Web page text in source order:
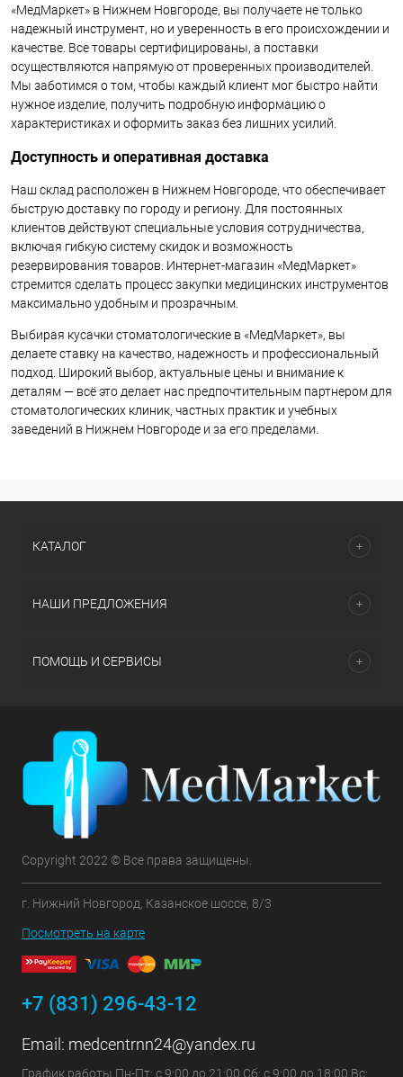
«МедМаркет» в Нижнем Новгороде, вы получаете не только
надежный инструмент, но и уверенность в его происхождении и
качестве. Все товары сертифицированы, а поставки
осуществляются напрямую от проверенных производителей.
Мы заботимся о том, чтобы каждый клиент мог быстро найти
нужное изделие, получить подробную информацию о
характеристиках и оформить заказ без лишних усилий.
Доступность и оперативная доставка
Наш склад расположен в Нижнем Новгороде, что обеспечивает
быструю доставку по городу и региону. Для постоянных
клиентов действуют специальные условия сотрудничества,
включая гибкую систему скидок и возможность
резервирования товаров. Интернет-магазин «МедМаркет»
стремится сделать процесс закупки медицинских инструментов
максимально удобным и прозрачным.
Выбирая кусачки стоматологические в «МедМаркет», вы
делаете ставку на качество, надежность и профессиональный
подход. Широкий выбор, актуальные цены и внимание к
деталям — всё это делает нас предпочтительным партнером для
стоматологических клиник, частных практик и учебных
заведений в Нижнем Новгороде и за его пределами.
КАТАЛОГ
НАШИ ПРЕДЛОЖЕНИЯ
ПОМОЩЬ И СЕРВИСЫ
Copyright 2022 © Все права защищены.
г. Нижний Новгород, Казанское шоссе, 8/3
Посмотреть на карте
+7 (831) 296-43-12
Email: medcentrnn24@yandex.ru
График работы Пн-Пт: с 9:00 до 21:00 Сб: с 9:00 до 18:00 Вс: